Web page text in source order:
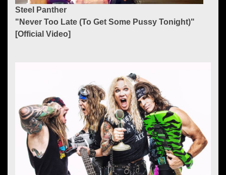
Steel Panther
"Never Too Late (To Get Some Pussy Tonight)"
[Official Video]